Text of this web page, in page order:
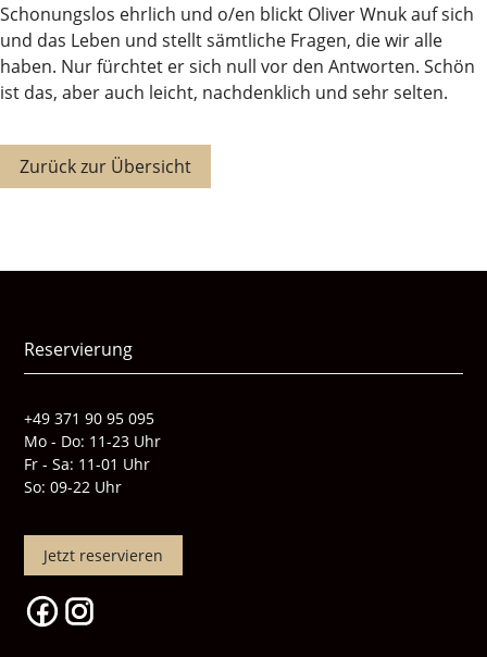
Schonungslos ehrlich und o/en blickt Oliver Wnuk auf sich
und das Leben und stellt sämtliche Fragen, die wir alle
haben. Nur fürchtet er sich null vor den Antworten. Schön
ist das, aber auch leicht, nachdenklich und sehr selten.
Zurück zur Übersicht
Reservierung
+49 371 90 95 095
Mo - Do: 11-23 Uhr
Fr - Sa: 11-01 Uhr
So: 09-22 Uhr
Jetzt reservieren